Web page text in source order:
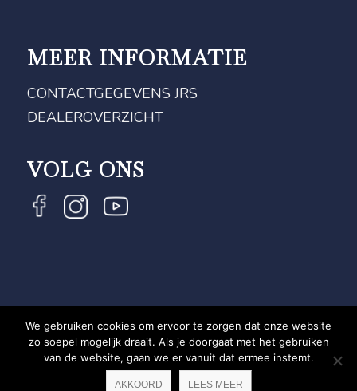
MEER INFORMATIE
CONTACTGEGEVENS JRS
DEALEROVERZICHT
VOLG ONS
COPYRIGHT JRS - EQUESTRIAN BRAND EXPERT -
PRIVACYVERKLARING
WEBSITE DOOR NEWMORE
We gebruiken cookies om ervoor te zorgen dat onze website
zo soepel mogelijk draait. Als je doorgaat met het gebruiken
van de website, gaan we er vanuit dat ermee instemt.
AKKOORD LEES MEER